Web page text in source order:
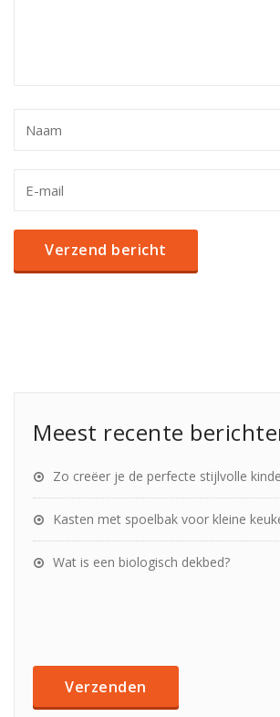
Meest recente
Zo creëer je de perfecte stijlvolle
Kasten met spoelbak voor kleine
Wat is een biologisch dekbed?